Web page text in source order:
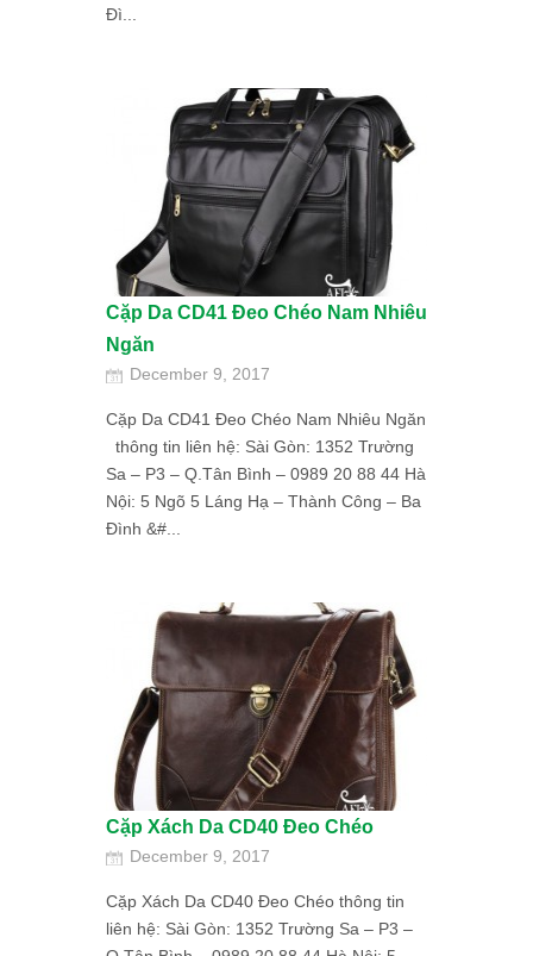
Đì...
Cặp Da CD41 Đeo Chéo Nam Nhiêu
Ngăn
December 9, 2017
Cặp Da CD41 Đeo Chéo Nam Nhiêu Ngăn
thông tin liên hệ: Sài Gòn: 1352 Trường
Sa – P3 – Q.Tân Bình – 0989 20 88 44 Hà
Nội: 5 Ngõ 5 Láng Hạ – Thành Công – Ba
Đình &#...
Cặp Xách Da CD40 Đeo Chéo
December 9, 2017
Cặp Xách Da CD40 Đeo Chéo thông tin
liên hệ: Sài Gòn: 1352 Trường Sa – P3 –